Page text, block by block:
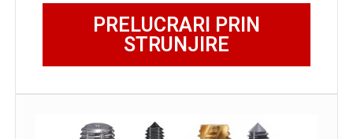
PRELUCRARI PRIN
STRUNJIRE